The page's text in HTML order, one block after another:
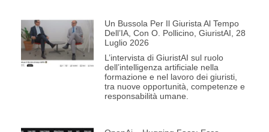
Un Bussola Per Il Giurista Al Tempo
Dell’IA, Con O. Pollicino, GiuristAI, 28
Luglio 2026
L’intervista di GiuristAI sul ruolo
dell’intelligenza artificiale nella
formazione e nel lavoro dei giuristi,
tra nuove opportunità, competenze e
responsabilità umane.